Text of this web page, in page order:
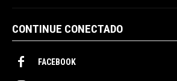
CONTINUE CONECTADO
FACEBOOK